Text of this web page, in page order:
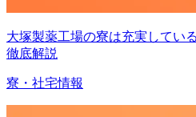
大塚製薬工場の寮は充実してい
徹底解説
寮・社宅情報